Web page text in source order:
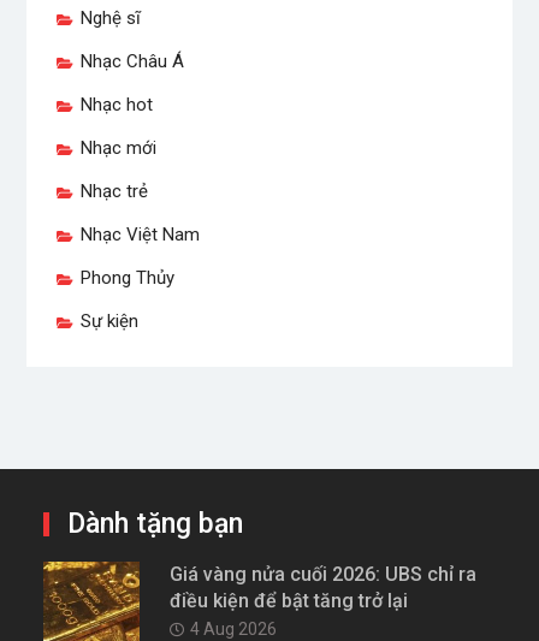
Nghệ sĩ
Nhạc Châu Á
Nhạc hot
Nhạc mới
Nhạc trẻ
Nhạc Việt Nam
Phong Thủy
Sự kiện
Dành tặng bạn
Giá vàng nửa cuối 2026: UBS chỉ ra
điều kiện để bật tăng trở lại
4 Aug 2026